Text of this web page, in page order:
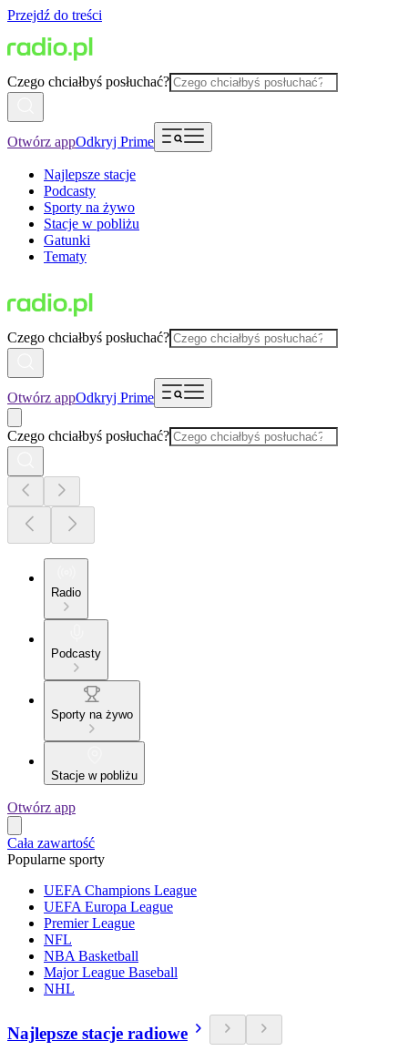
Przejdź do treści
Czego chciałbyś posłuchać?
Otwórz appOdkryj Prime
Najlepsze stacje
Podcasty
Sporty na żywo
Stacje w pobliżu
Gatunki
Tematy
Czego chciałbyś posłuchać?
Otwórz appOdkryj Prime
Czego chciałbyś posłuchać?
Radio
Podcasty
Sporty na żywo
Stacje w pobliżu
Otwórz app
Cała zawartość
Popularne sporty
UEFA Champions League
UEFA Europa League
Premier League
NFL
NBA Basketball
Major League Baseball
NHL
Najlepsze stacje radiowe